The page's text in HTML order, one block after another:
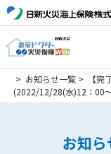
> お知らせ一覧 >
【
(2022/12/28(水)12：00
お知